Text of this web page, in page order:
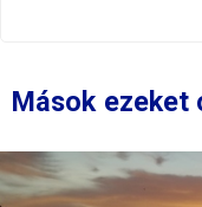
Mások ezeket